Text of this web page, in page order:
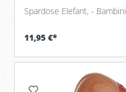
Spardose Elefant, - Bambini
11,95 €*